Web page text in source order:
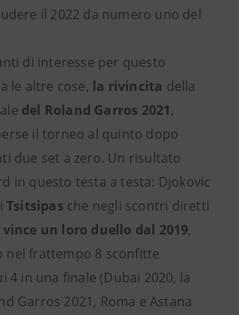
il 2022 da numero uno del
di interesse per questo
le altre cose, la rivincita della
del Roland Garros 2021,
il torneo al quinto dopo
due set a zero. Un risultato
in questo testa a testa: Djokovic
Tsitsipas che negli scontri diretti
un loro duello dal 2019,
nel frattempo 8 sconfitte
4 in una finale (Dubai 2020, la
Garros 2021, Roma e Astana